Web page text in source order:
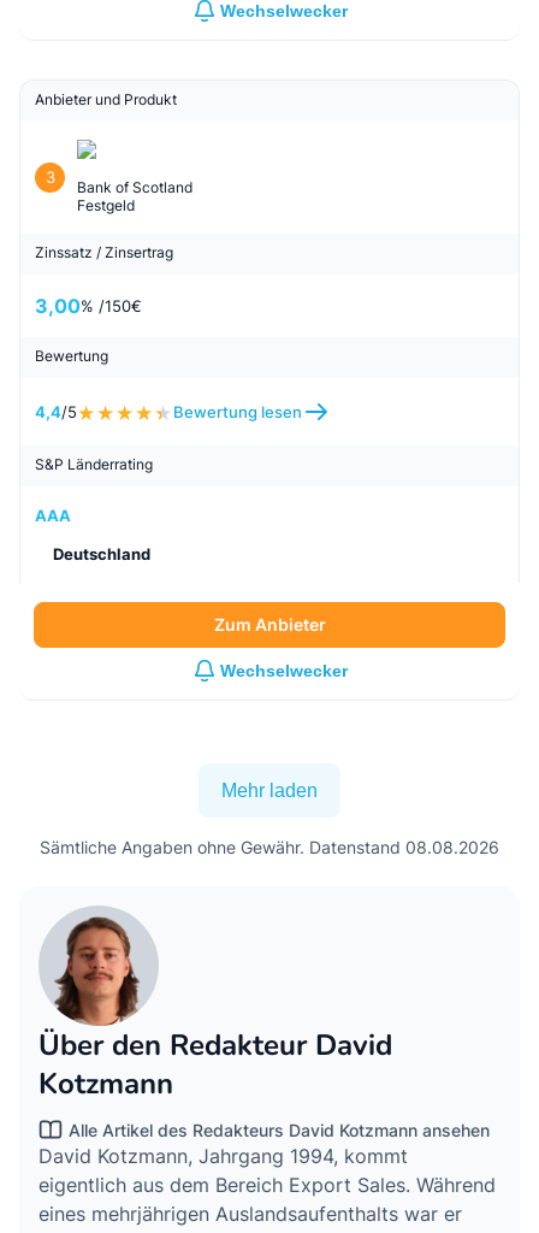
Wechselwecker
Anbieter und Produkt
3
Bank of Scotland
Festgeld
Zinssatz / Zinsertrag
3,00% /150€
Bewertung
4,4/5 Bewertung lesen
S&P Länderrating
AAA
Deutschland
Zum Anbieter
Wechselwecker
Mehr laden
Sämtliche Angaben ohne Gewähr. Datenstand 08.08.2026
Über den Redakteur David
Kotzmann
Alle Artikel des Redakteurs David Kotzmann ansehen
David Kotzmann, Jahrgang 1994, kommt
eigentlich aus dem Bereich Export Sales. Während
eines mehrjährigen Auslandsaufenthalts war er